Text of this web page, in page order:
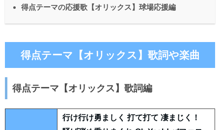
得点テーマの応援歌【オリックス】球場応援編
得点テーマ【オリックス】歌詞や楽曲
得点テーマ【オリックス】歌詞編
行け行け勇ましく 打て打て 凄まじく！